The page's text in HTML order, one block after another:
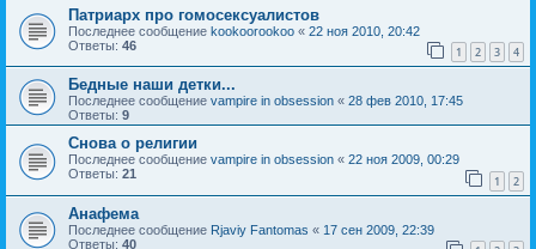
Патриарх про гомосексуалистов
Последнее сообщение kookoorookoo « 22 ноя 2010, 20:42
Ответы: 46 1 2 3 4
Бедные наши детки...
Последнее сообщение vampire in obsession « 28 фев 2010, 17:45
Ответы: 9
Снова о религии
Последнее сообщение vampire in obsession « 22 ноя 2009, 00:29
Ответы: 21 1 2
Анафема
Последнее сообщение Rjaviy Fantomas « 17 сен 2009, 22:39
Ответы: 40